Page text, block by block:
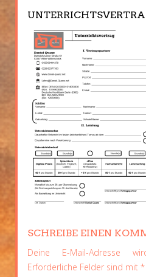
SCHREIBE EINEN
Deine E-Mail-Adresse
Erforderliche Felder sind mit *